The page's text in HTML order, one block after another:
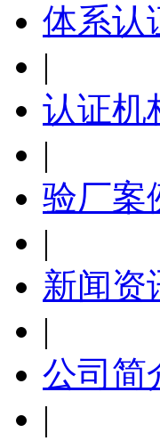
体系认
|
认证机
|
验厂案
|
新闻资
|
公司简
|